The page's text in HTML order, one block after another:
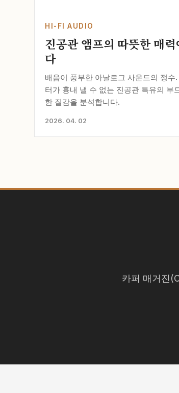
HI-FI AUDIO
진공관 앰프의 따뜻한 매력
다
배음이 풍부한 아날로그 사운드의 정수
터가 흉내 낼 수 없는 진공관 특유의 부
한 질감을 분석합니다.
2026. 04. 02
카퍼 매거진